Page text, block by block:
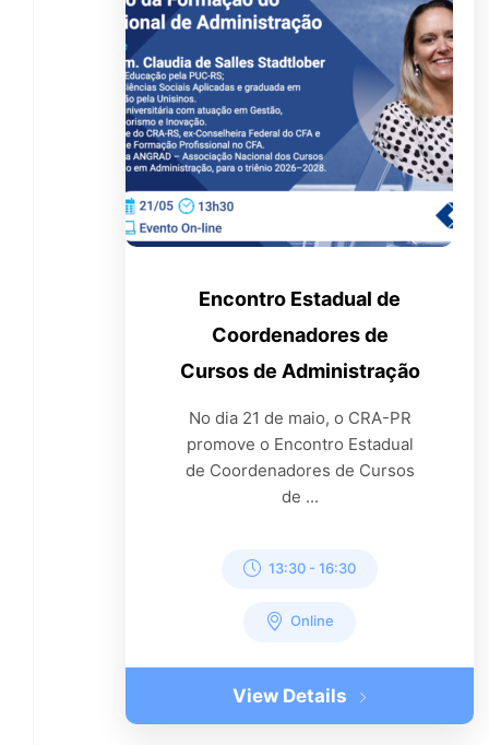
Encontro Estadual de
Coordenadores de
Cursos de Administração
No dia 21 de maio, o CRA-PR
promove o Encontro Estadual
de Coordenadores de Cursos
de ...
13:30 -16:30
Online
View Details